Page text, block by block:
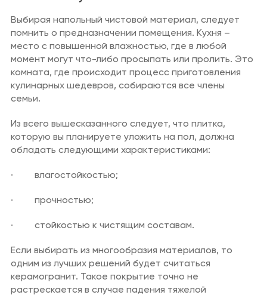
Выбирая напольный чистовой материал, следует
помнить о предназначении помещения. Кухня –
место с повышенной влажностью, где в любой
момент могут что-либо просыпать или пролить. Это
комната, где происходит процесс приготовления
кулинарных шедевров, собираются все члены
семьи.
Из всего вышесказанного следует, что плитка,
которую вы планируете уложить на пол, должна
обладать следующими характеристиками:
· влагостойкостью;
· прочностью;
· стойкостью к чистящим составам.
Если выбирать из многообразия материалов, то
одним из лучших решений будет считаться
керамогранит. Такое покрытие точно не
растрескается в случае падения тяжелой